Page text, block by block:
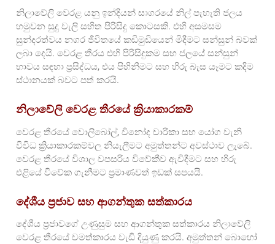
නිලාවේලි වෙරළ යනු ඉන්දියන් සාගරයේ නිල් පැහැති ජලය
හමුවන සුදු වැලි සහිත පිරිසිදු කොටසකි. එහි අසමසම
සුන්දරත්වය නගර ජීවිතයේ කඩිමුඩියෙන් මිදීමට සන්සුන් බවක්
ලබා දෙයි. වෙරළ තීරය එහි පිරිසිදුකම සහ ජලයේ සන්සුන්
භාවය සඳහා ප්‍රසිද්ධය, එය පිහිනීමට සහ හිරු බැස යෑමට කදිම
ස්ථානයක් බවට පත් කරයි.
නිලාවේලි වෙරළ තීරයේ ක්‍රියාකාරකම්
වෙරළ තීරයේ වොලිබෝල්, විනෝද චාරිකා සහ යෝග වැනි
විවිධ ක්‍රියාකාරකම්වල නියැලීමට අමුත්තන්ට අවස්ථාව ලැබේ.
වෙරළ තීරයේ විශාල වපසරිය විවේකීව ඇවිදීමට සහ හිරු
එළියේ විවේක ගැනීමට ප්‍රමාණවත් ඉඩක් සපයයි.
දේශීය ප්‍රජාව සහ ආගන්තුක සත්කාරය
දේශීය ප්‍රජාවගේ උණුසුම සහ ආගන්තුක සත්කාරය නිලාවේලි
වෙරළ තීරයේ චමත්කාරය වැඩි දියුණු කරයි. අමුත්තන් බොහෝ